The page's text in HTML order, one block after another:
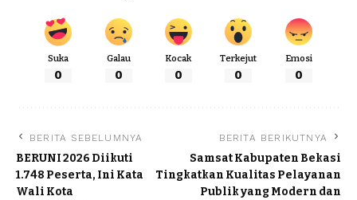
Suka
0
Galau
0
Kocak
0
Terkejut
0
Emosi
0
BERITA SEBELUMNYA
BERUNI 2026 Diikuti
1.748 Peserta, Ini Kata
Wali Kota
BERITA BERIKUTNYA
Samsat Kabupaten Bekasi
Tingkatkan Kualitas Pelayanan
Publik yang Modern dan